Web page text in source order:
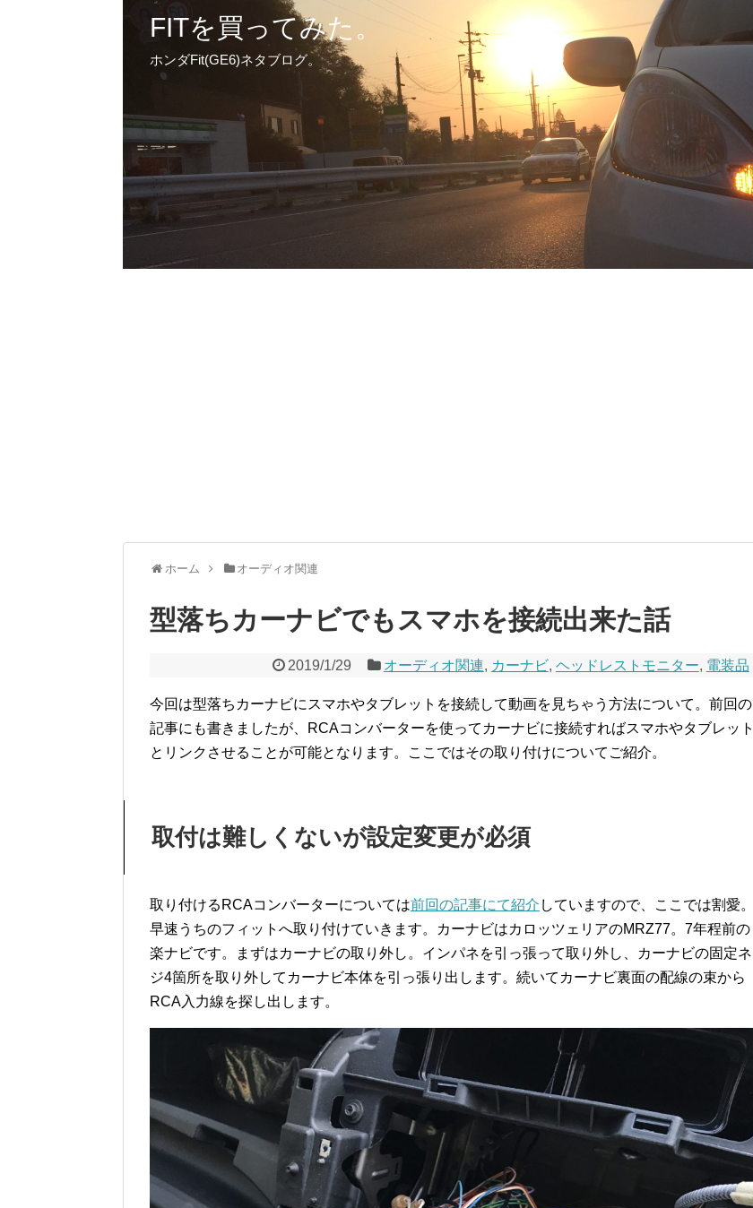
FITを買ってみた。
ホンダFit(GE6)ネタブログ。
ホーム オーディオ関連
型落ちカーナビでもスマホを接続出来た話
2019/1/29 オーディオ関連, カーナビ, ヘッドレストモニター, 電装品
今回は型落ちカーナビにスマホやタブレットを接続して動画を見ちゃう方法について。前回の
記事にも書きましたが、RCAコンバーターを使ってカーナビに接続すればスマホやタブレット
とリンクさせることが可能となります。ここではその取り付けについてご紹介。
取付は難しくないが設定変更が必須
取り付けるRCAコンバーターについては前回の記事にて紹介 していますので、ここでは割愛。
早速うちのフィットへ取り付けていきます。カーナビはカロッツェリアのMRZ77。7年程前の
楽ナビです。まずはカーナビの取り外し。インパネを引っ張って取り外し、カーナビの固定ネ
ジ4箇所を取り外してカーナビ本体を引っ張り出します。続いてカーナビ裏面の配線の束から
RCA入力線を探し出します。